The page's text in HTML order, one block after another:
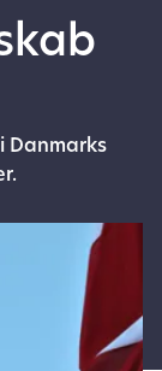
Danmarks